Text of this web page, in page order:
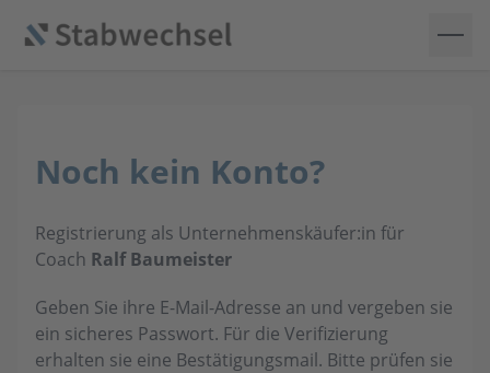
Noch kein Konto?
Registrierung als Unternehmenskäufer:in für
Coach Ralf Baumeister
Geben Sie ihre E-Mail-Adresse an und vergeben sie
ein sicheres Passwort. Für die Verifizierung
erhalten sie eine Bestätigungsmail. Bitte prüfen sie